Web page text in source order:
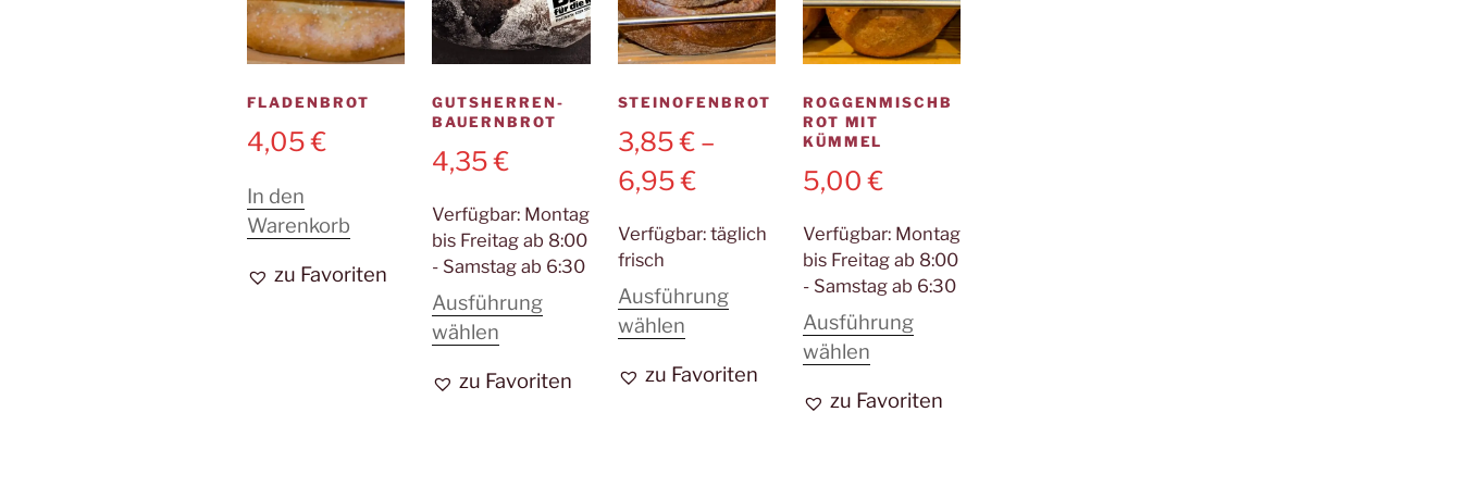
FLADENBROT
4,05€
In den
Warenkorb
zu Favoriten
GUTSHERREN-
BAUERNBROT
4,35€
Verfügbar: Montag
bis Freitag ab 8:00
- Samstag ab 6:30
Ausführung
wählen
weist
zu Favoriten
STEINOFENBROT
3,85€–
6,95€
Verfügbar: täglich
frisch
Ausführung
wählenDieses
weist
zu Favoriten
ROGGENMISCHB
ROT MIT
KÜMMEL
5,00€
Verfügbar: Montag
bis Freitag ab 8:00
- Samstag ab 6:30
Ausführung
wählenDieses
weist
zu Favoriten